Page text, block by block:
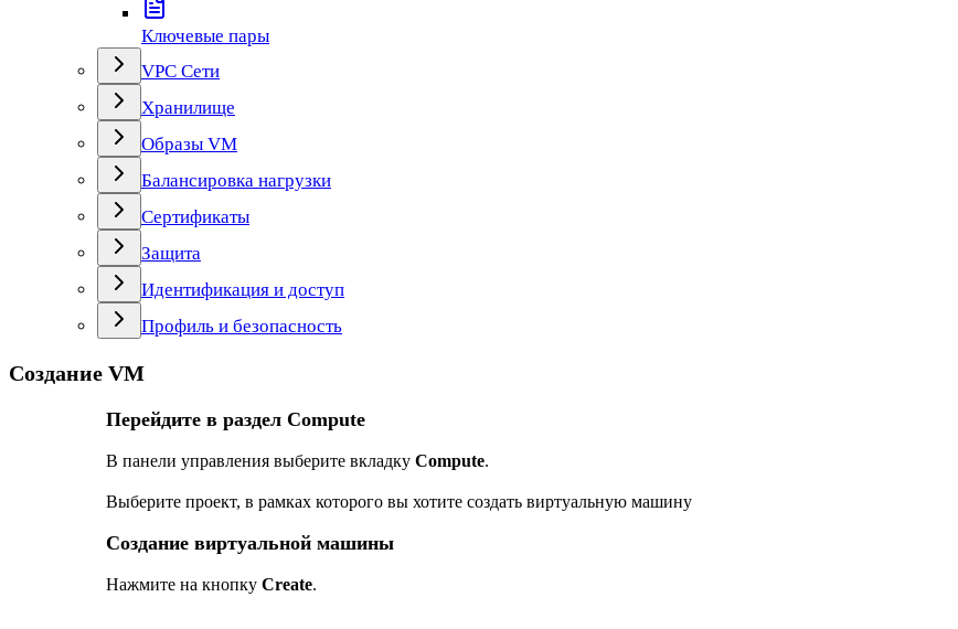
Ключевые пары
VPC Сети
Хранилище
Образы VM
Балансировка нагрузки
Сертификаты
Защита
Идентификация и доступ
Профиль и безопасность
Создание VM
Перейдите в раздел Compute
В панели управления выберите вкладку Compute.
Выберите проект, в рамках которого вы хотите создать виртуальную машину
Создание виртуальной машины
Нажмите на кнопку Create.